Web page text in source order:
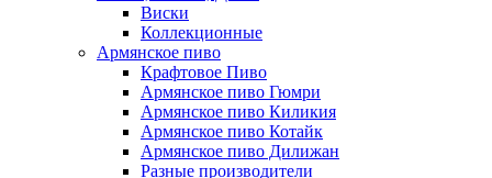
Виски
Коллекционные
Армянское пиво
Крафтовое Пиво
Армянское пиво Гюмри
Армянское пиво Киликия
Армянское пиво Котайк
Армянское пиво Дилижан
Разные производители